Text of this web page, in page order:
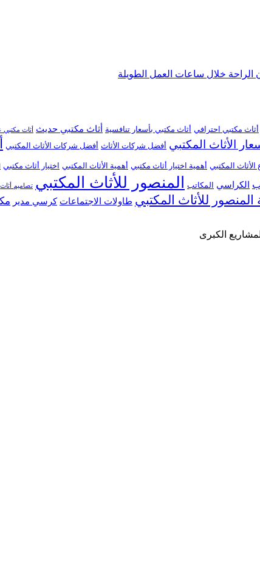
خلال ساعات العمل الطويلة
أثاث مكتبي احترافي أثاث مكتبي بأسعار تنافسية أثاث مكتبي حديث أثاث مكتبي
الأثاث المكتبي أفضل شركات الأثاث أفضل شركات الأثاث المكتبي
الأثاث المكتبي أهمية اختيار أثاث مكتبي أهمية الأثاث المكتبي اختيار أثاث مكتبي
الكراسي المكاتب المنصور للأثاث المكتبي تصاميم أثاث
للأثاث المكتبي طاولات الاجتماعات كرسي مدير
الكبرى